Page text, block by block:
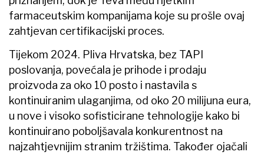
farmaceutskim kompanijama koje su prošle ovaj
zahtjevan certifikacijski proces.
Tijekom 2024. Pliva Hrvatska, bez TAPI
poslovanja, povećala je prihode i prodaju
proizvoda za oko 10 posto i nastavila s
kontinuiranim ulaganjima, od oko 20 milijuna eura,
u nove i visoko sofisticirane tehnologije kako bi
kontinuirano poboljšavala konkurentnost na
najzahtjevnijim stranim tržištima. Također ojačali